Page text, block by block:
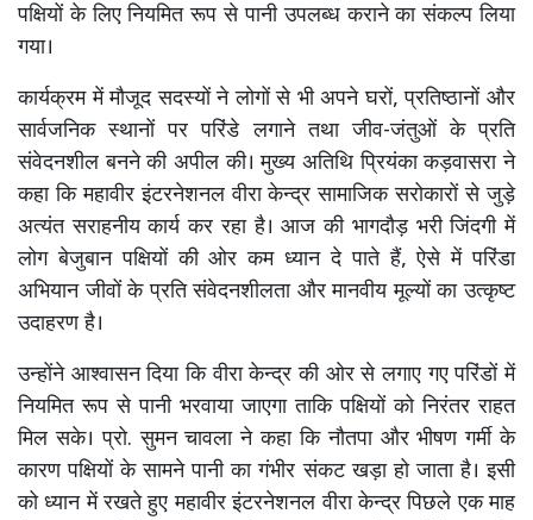
पक्षियों के लिए नियमित रूप से पानी उपलब्ध कराने का संकल्प लिया
गया।
कार्यक्रम में मौजूद सदस्यों ने लोगों से भी अपने घरों, प्रतिष्ठानों और
सार्वजनिक स्थानों पर परिंडे लगाने तथा जीव-जंतुओं के प्रति
संवेदनशील बनने की अपील की। मुख्य अतिथि प्रियंका कड़वासरा ने
कहा कि महावीर इंटरनेशनल वीरा केन्द्र सामाजिक सरोकारों से जुड़े
अत्यंत सराहनीय कार्य कर रहा है। आज की भागदौड़ भरी जिंदगी में
लोग बेजुबान पक्षियों की ओर कम ध्यान दे पाते हैं, ऐसे में परिंडा
अभियान जीवों के प्रति संवेदनशीलता और मानवीय मूल्यों का उत्कृष्ट
उदाहरण है।
उन्होंने आश्वासन दिया कि वीरा केन्द्र की ओर से लगाए गए परिंडों में
नियमित रूप से पानी भरवाया जाएगा ताकि पक्षियों को निरंतर राहत
मिल सके। प्रो. सुमन चावला ने कहा कि नौतपा और भीषण गर्मी के
कारण पक्षियों के सामने पानी का गंभीर संकट खड़ा हो जाता है। इसी
को ध्यान में रखते हुए महावीर इंटरनेशनल वीरा केन्द्र पिछले एक माह